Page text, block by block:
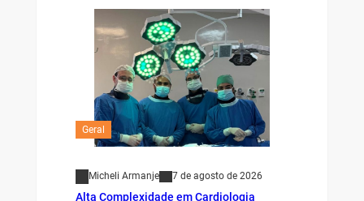
Geral
Micheli Armanje 7 de agosto de 2026
Alta Complexidade em Cardiologia